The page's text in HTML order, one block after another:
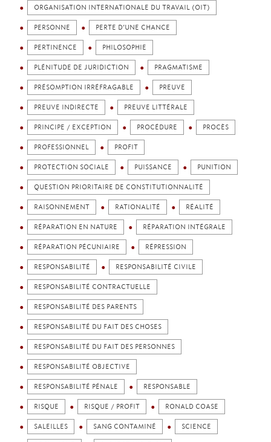
ORGANISATION INTERNATIONALE DU TRAVAIL (OIT)
PERSONNE PERTE D’UNE CHANCE
PERTINENCE PHILOSOPHIE
PLÉNITUDE DE JURIDICTION PRAGMATISME
PRÉSOMPTION IRRÉFRAGABLE PREUVE
PREUVE INDIRECTE PREUVE LITTÉRALE
PRINCIPE / EXCEPTION PROCÉDURE PROCÈS
PROFESSIONNEL PROFIT
PROTECTION SOCIALE PUISSANCE PUNITION
QUESTION PRIORITAIRE DE CONSTITUTIONNALITÉ
RAISONNEMENT RATIONALITÉ RÉALITÉ
RÉPARATION EN NATURE RÉPARATION INTÉGRALE
RÉPARATION PÉCUNIAIRE RÉPRESSION
RESPONSABILITÉ RESPONSABILITÉ CIVILE
RESPONSABILITÉ CONTRACTUELLE
RESPONSABILITÉ DES PARENTS
RESPONSABILITÉ DU FAIT DES CHOSES
RESPONSABILITÉ DU FAIT DES PERSONNES
RESPONSABILITÉ OBJECTIVE
RESPONSABILITÉ PÉNALE RESPONSABLE
RISQUE RISQUE / PROFIT RONALD COASE
SALEILLES SANG CONTAMINÉ SCIENCE